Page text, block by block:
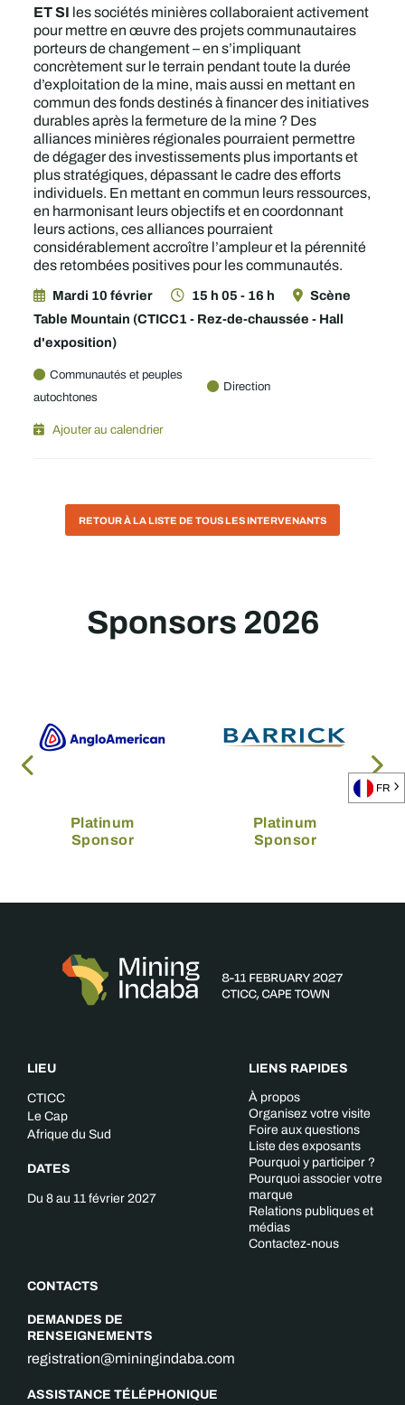
ET SI les sociétés minières collaboraient activement
pour mettre en œuvre des projets communautaires
porteurs de changement – en s’impliquant
concrètement sur le terrain pendant toute la durée
d’exploitation de la mine, mais aussi en mettant en
commun des fonds destinés à financer des initiatives
durables après la fermeture de la mine ? Des
alliances minières régionales pourraient permettre
de dégager des investissements plus importants et
plus stratégiques, dépassant le cadre des efforts
individuels. En mettant en commun leurs ressources,
en harmonisant leurs objectifs et en coordonnant
leurs actions, ces alliances pourraient
considérablement accroître l’ampleur et la pérennité
des retombées positives pour les communautés.
Mardi 10 février 15 h 05 - 16 h
Scène
Table Mountain (CTICC1 - Rez-de-chaussée - Hall
d'exposition)
Communautés et peuples
autochtones
Direction
Ajouter au calendrier
RETOUR À LA LISTE DE TOUS LES INTERVENANTS
Sponsors 2026
Platinum
Sponsor
Platinum
Sponsor
LIEU
CTICC
Le Cap
Afrique du Sud
DATES
Du 8 au 11 février 2027
CONTACTS
DEMANDES DE
RENSEIGNEMENTS
registration@miningindaba.com
ASSISTANCE TÉLÉPHONIQUE
LIENS RAPIDES
À propos
Organisez votre visite
Foire aux questions
Liste des exposants
Pourquoi y participer ?
Pourquoi associer votre
marque
Relations publiques et
médias
Contactez-nous
FR